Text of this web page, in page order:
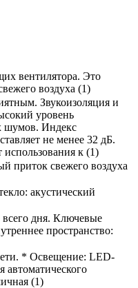
вентилятора. Это
воздуха (1)
Звукоизоляция и
уровень
шумов. Индекс
не менее 32 дБ.
использования к (1)
приток свежего воздуха
акустический
всего дня. Ключевые
пространство:
* Освещение: LED-
автоматического
(1)